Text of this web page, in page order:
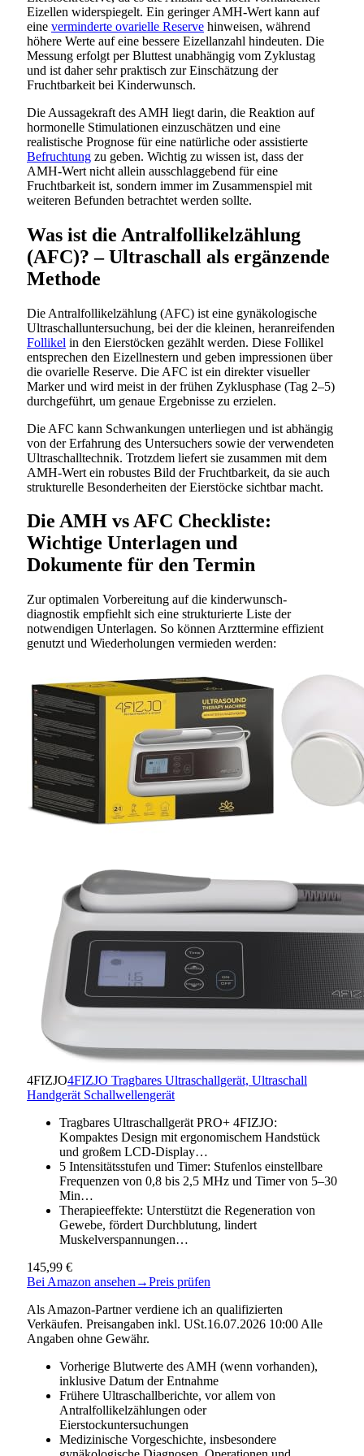
Eizellen widerspiegelt. Ein geringer AMH-Wert kann auf
eine verminderte ovarielle Reserve hinweisen, während
höhere Werte auf eine bessere Eizellanzahl hindeuten. Die
Messung erfolgt per Bluttest unabhängig vom Zyklustag
und ist daher sehr praktisch zur Einschätzung der
Fruchtbarkeit bei Kinderwunsch.
Die Aussagekraft des AMH liegt darin, die Reaktion auf
hormonelle Stimulationen einzuschätzen und eine
realistische Prognose für eine natürliche oder assistierte
Befruchtung zu geben. Wichtig zu wissen ist, dass der
AMH-Wert nicht allein ausschlaggebend für eine
Fruchtbarkeit ist, sondern immer im Zusammenspiel mit
weiteren Befunden betrachtet werden sollte.
Was ist die Antralfollikelzählung
(AFC)? – Ultraschall als ergänzende
Methode
Die Antralfollikelzählung (AFC) ist eine gynäkologische
Ultraschalluntersuchung, bei der die kleinen, heranreifenden
Follikel in den Eierstöcken gezählt werden. Diese Follikel
entsprechen den Eizellnestern und geben impressionen über
die ovarielle Reserve. Die AFC ist ein direkter visueller
Marker und wird meist in der frühen Zyklusphase (Tag 2–5)
durchgeführt, um genaue Ergebnisse zu erzielen.
Die AFC kann Schwankungen unterliegen und ist abhängig
von der Erfahrung des Untersuchers sowie der verwendeten
Ultraschalltechnik. Trotzdem liefert sie zusammen mit dem
AMH-Wert ein robustes Bild der Fruchtbarkeit, da sie auch
strukturelle Besonderheiten der Eierstöcke sichtbar macht.
Die AMH vs AFC Checkliste:
Wichtige Unterlagen und
Dokumente für den Termin
Zur optimalen Vorbereitung auf die kinderwunsch-
diagnostik empfiehlt sich eine strukturierte Liste der
notwendigen Unterlagen. So können Arzttermine effizient
genutzt und Wiederholungen vermieden werden:
4FIZJO4FIZJO Tragbares Ultraschallgerät, Ultraschall
Handgerät Schallwellengerät
Tragbares Ultraschallgerät PRO+ 4FIZJO:
Kompaktes Design mit ergonomischem Handstück
und großem LCD-Display…
5 Intensitätsstufen und Timer: Stufenlos einstellbare
Frequenzen von 0,8 bis 2,5 MHz und Timer von 5–30
Min…
Therapieeffekte: Unterstützt die Regeneration von
Gewebe, fördert Durchblutung, lindert
Muskelverspannungen…
145,99 €
Bei Amazon ansehen →Preis prüfen
Als Amazon-Partner verdiene ich an qualifizierten
Verkäufen. Preisangaben inkl. USt.16.07.2026 10:00 Alle
Angaben ohne Gewähr.
Vorherige Blutwerte des AMH (wenn vorhanden),
inklusive Datum der Entnahme
Frühere Ultraschallberichte, vor allem von
Antralfollikelzählungen oder
Eierstockuntersuchungen
Medizinische Vorgeschichte, insbesondere